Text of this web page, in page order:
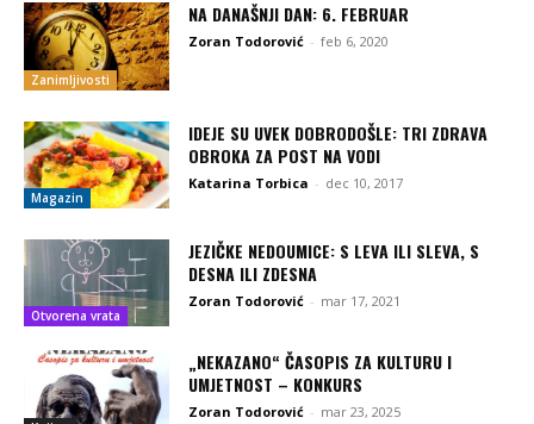
Zanimljivosti
NA DANAŠNJI DAN: 6. FEBRUAR
Zoran Todorović - feb 6, 2020
Magazin
IDEJE SU UVEK DOBRODOŠLE: TRI ZDRAVA
OBROKA ZA POST NA VODI
Katarina Torbica - dec 10, 2017
Otvorena vrata
JEZIČKE NEDOUMICE: S LEVA ILI SLEVA, S
DESNA ILI ZDESNA
Zoran Todorović - mar 17, 2021
„NEKAZANO“ ČASOPIS ZA KULTURU I
UMJETNOST – KONKURS
Zoran Todorović - mar 23, 2025